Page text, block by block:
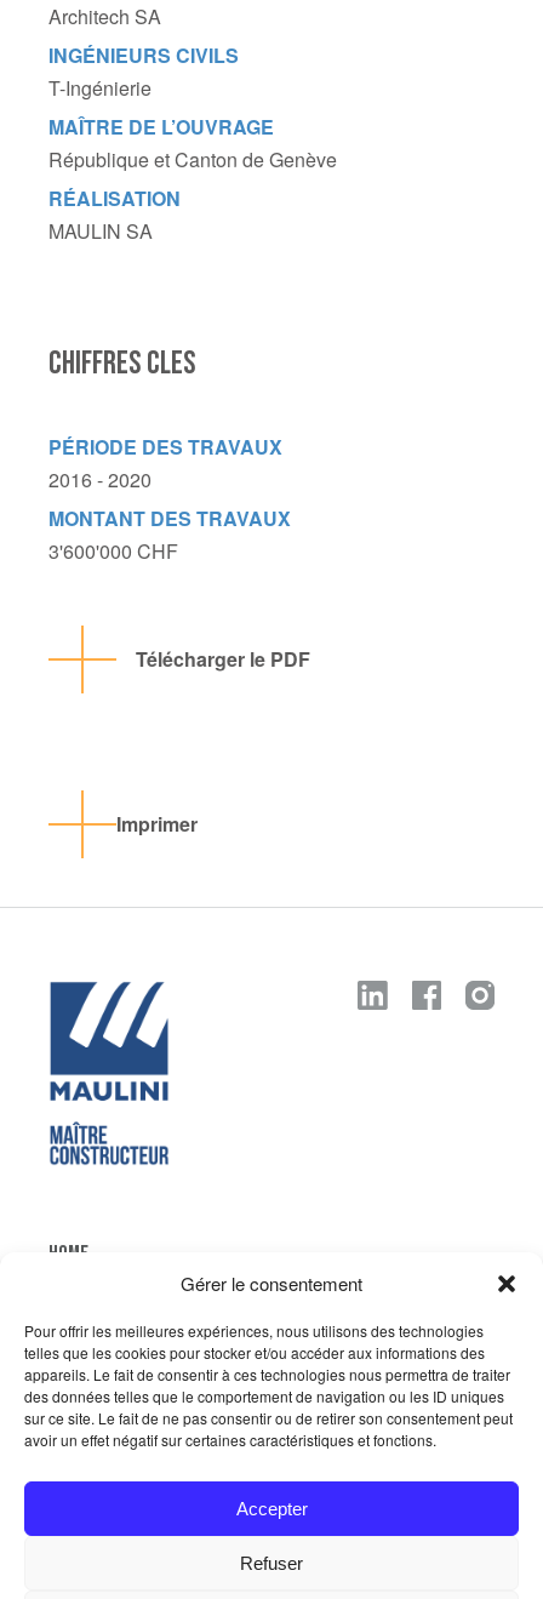
Gérer le consentement
Pour offrir les meilleures expériences, nous utilisons des technologies
telles que les cookies pour stocker et/ou accéder aux informations des
appareils. Le fait de consentir à ces technologies nous permettra de traiter
des données telles que le comportement de navigation ou les ID uniques
sur ce site. Le fait de ne pas consentir ou de retirer son consentement peut
avoir un effet négatif sur certaines caractéristiques et fonctions.
Accepter
Refuser
Architech SA
INGÉNIEURS CIVILS
T-Ingénierie
MAÎTRE DE L’OUVRAGE
République et Canton de Genève
RÉALISATION
MAULIN SA
CHIFFRES CLES
PÉRIODE DES TRAVAUX
2016 - 2020
MONTANT DES TRAVAUX
3'600'000 CHF
Télécharger le PDF
Imprimer
HOME
MÉTIERS
CERTIFICATIONS
RÉALISATIONS